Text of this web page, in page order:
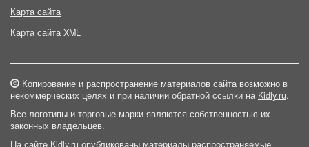
Карта сайта
Карта сайта XML
Копирование и распространение материалов сайта возможно в
некоммерческих целях и при наличии обратной ссылки на Kidly.ru.
Все логотипы и торговые марки являются собственностью их
законных владельцев.
На сайте Kidly.ru опубликованы материалы распространяемые